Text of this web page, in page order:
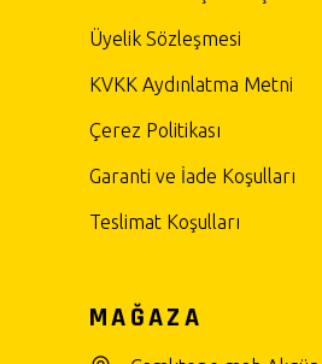
Üyelik Sözleşmesi
KVKK Aydınlatma Metni
Çerez Politikası
Garanti ve İade Koşulları
Teslimat Koşulları
MAĞAZA